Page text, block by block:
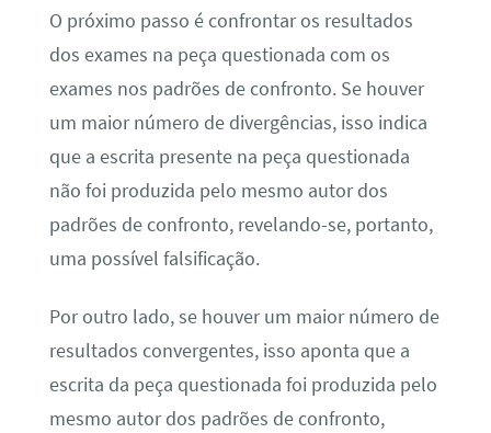
O próximo passo é confrontar os resultados
dos exames na peça questionada com os
exames nos padrões de confronto. Se houver
um maior número de divergências, isso indica
que a escrita presente na peça questionada
não foi produzida pelo mesmo autor dos
padrões de confronto, revelando-se, portanto,
uma possível falsificação.
Por outro lado, se houver um maior número de
resultados convergentes, isso aponta que a
escrita da peça questionada foi produzida pelo
mesmo autor dos padrões de confronto,